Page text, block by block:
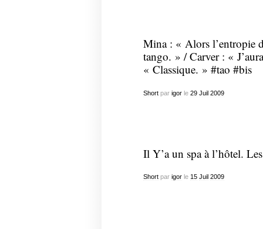
Mina : « Alors l’entropie
tango. » / Carver : «
« Classique. » #tao #bis
Shortpar igorle 29 Juil 2009
Il Y’a un spa à l’hôtel.
Shortpar igorle 15 Juil 2009